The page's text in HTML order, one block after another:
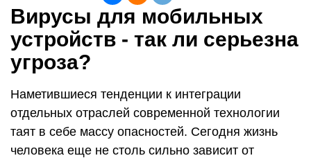
Вирусы для мобильных
устройств - так ли серьезна
угроза?
Наметившиеся тенденции к интеграции
отдельных отраслей современной технологии
таят в себе массу опасностей. Сегодня жизнь
человека еще не столь сильно зависит от